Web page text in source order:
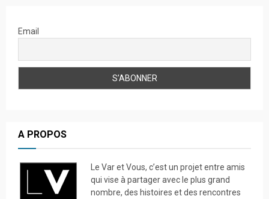
Email
A PROPOS
Le Var et Vous, c’est un projet entre amis
qui vise à partager avec le plus grand
nombre, des histoires et des rencontres